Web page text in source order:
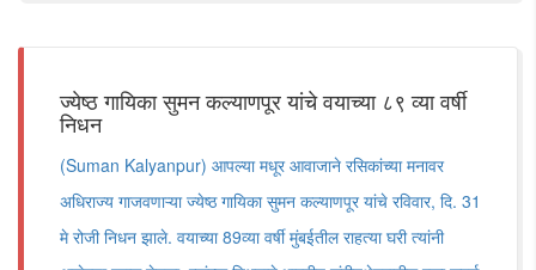
ज्येष्ठ गायिका सुमन कल्याणपूर यांचे वयाच्या ८९ व्या वर्षी
निधन
(Suman Kalyanpur) आपल्या मधूर आवाजाने रसिकांच्या मनावर
अधिराज्य गाजवणाऱ्या ज्येष्ठ गायिका सुमन कल्याणपूर यांचे रविवार, दि. 31
मे रोजी निधन झाले. वयाच्या 89व्या वर्षी मुंबईतील राहत्या घरी त्यांनी